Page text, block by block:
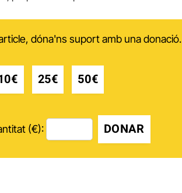
dóna'ns suport amb una donació.
25€ 50€
(€): DONAR